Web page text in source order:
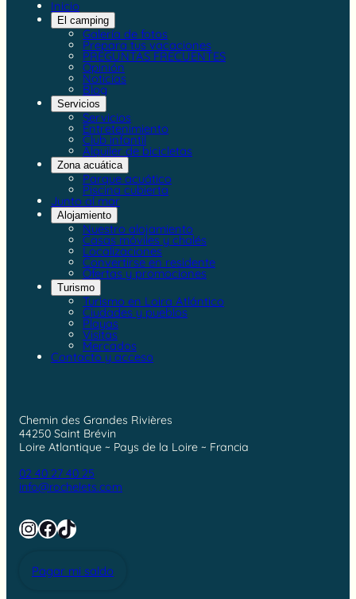
Inicio
El camping
Galería de fotos
Prepara tus vacaciones
PREGUNTAS FRECUENTES
Opinión
Noticias
Blog
Servicios
Servicios
Entretenimiento
Club infantil
Alquiler de bicicletas
Zona acuática
Parque acuático
Piscina cubierta
Junto al mar
Alojamiento
Nuestro alojamiento
Casas móviles y chalés
Localizaciones
Convertirse en residente
Ofertas y promociones
Turismo
Turismo en Loira Atlántico
Ciudades y pueblos
Playas
Visitas
Mercados
Contacto y acceso
Chemin des Grandes Rivières
44250 Saint Brévin
Loire Atlantique ~ Pays de la Loire ~ Francia
02 40 27 40 25
info@rochelets.com
Instagram
Facebook
TikTok
Pagar mi saldo